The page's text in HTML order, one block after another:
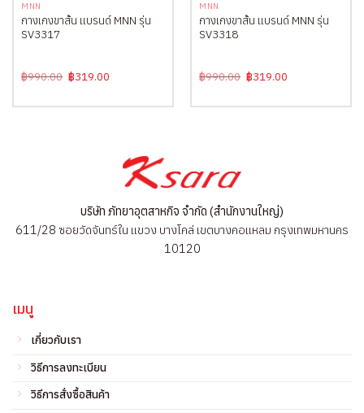
MNN
กางเกงขาสั้น แบรนด์ MNN รุ่น
SV3317
฿990.00 Original
price
฿990.00.
฿319.00
฿319.00.
MNN
กางเกงขาสั้น แบรนด์ MNN รุ่น
SV3318
฿990.00 Original
price
฿990.00.
฿319.00
฿319.00.
บริษัท ภัทยาอุตสาหกิจ จำกัด (สำนักงานใหญ่)
611/28 ซอยวัดจันทร์ใน แขวง บางโคล่ เขตบางคอแหลม กรุงเทพมหานคร
10120
เมนู
เกี่ยวกับเรา
วิธีการลงทะเบียน
วิธีการสั่งซื้อสินค้า